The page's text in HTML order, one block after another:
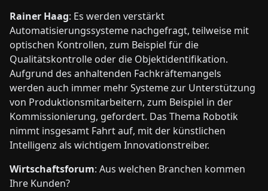
Rainer Haag: Es werden verstärkt
Automatisierungssysteme nachgefragt, teilweise mit
optischen Kontrollen, zum Beispiel für die
Qualitätskontrolle oder die Objektidentifikation.
Aufgrund des anhaltenden Fachkräftemangels
werden auch immer mehr Systeme zur Unterstützung
von Produktionsmitarbeitern, zum Beispiel in der
Kommissionierung, gefordert. Das Thema Robotik
nimmt insgesamt Fahrt auf, mit der künstlichen
Intelligenz als wichtigem Innovationstreiber.
Wirtschaftsforum: Aus welchen Branchen kommen
Ihre Kunden?